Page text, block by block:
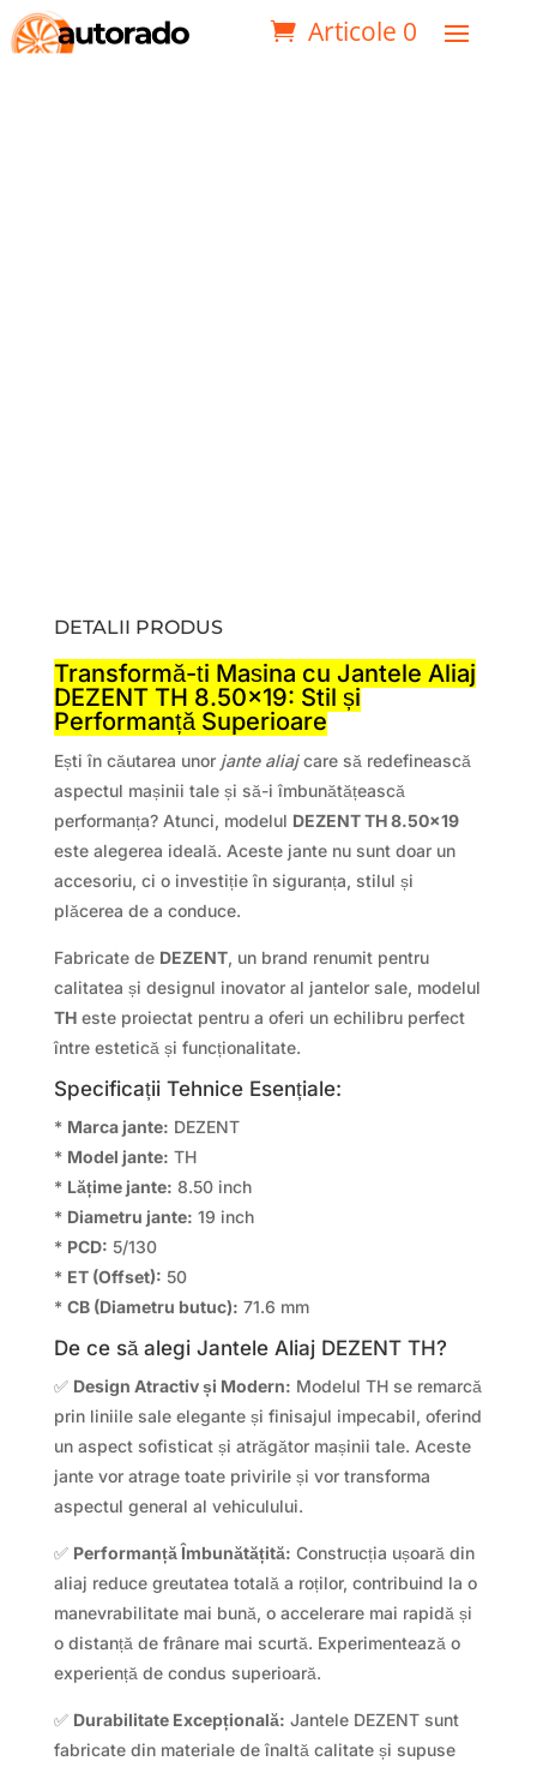
Articole 0
DETALII PRODUS
Transformă-ți Mașina cu Jantele Aliaj
DEZENT TH 8.50×19: Stil și
Performanță Superioare
Ești în căutarea unor jante aliajcare să redefinească
aspectul mașinii tale și să-i îmbunătățească
performanța? Atunci, modelul DEZENT TH 8.50×19
este alegerea ideală. Aceste jante nu sunt doar un
accesoriu, ci o investiție în siguranța, stilul și
plăcerea de a conduce.
Fabricate de DEZENT, un brand renumit pentru
calitatea și designul inovator al jantelor sale, modelul
THeste proiectat pentru a oferi un echilibru perfect
între estetică și funcționalitate.
Specificații Tehnice Esențiale:
* Marca jante: DEZENT
* Model jante: TH
* Lățime jante: 8.50 inch
* Diametru jante: 19 inch
* PCD: 5/130
* ET (Offset): 50
* CB (Diametru butuc): 71.6 mm
De ce să alegi Jantele Aliaj DEZENT TH?
✅ Design Atractiv și Modern: Modelul TH se remarcă
prin liniile sale elegante și finisajul impecabil, oferind
un aspect sofisticat și atrăgător mașinii tale. Aceste
jante vor atrage toate privirile și vor transforma
aspectul general al vehiculului.
✅ Performanță Îmbunătățită: Construcția ușoară din
aliaj reduce greutatea totală a roților, contribuind la o
manevrabilitate mai bună, o accelerare mai rapidă și
o distanță de frânare mai scurtă. Experimentează o
experiență de condus superioară.
✅ Durabilitate Excepțională: Jantele DEZENT sunt
fabricate din materiale de înaltă calitate și supuse